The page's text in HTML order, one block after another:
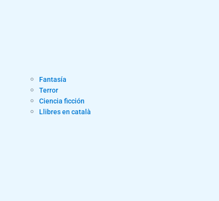
Fantasía
Terror
Ciencia ficción
Llibres en català